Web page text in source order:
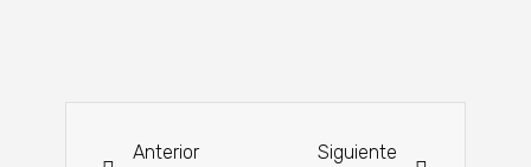
Anterior Siguiente